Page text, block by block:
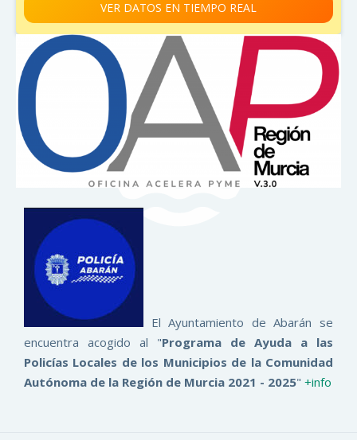
VER DATOS EN TIEMPO REAL
El Ayuntamiento de Abarán se
encuentra acogido al "Programa de Ayuda a las
Policías Locales de los Municipios de la Comunidad
Autónoma de la Región de Murcia 2021 - 2025" +info